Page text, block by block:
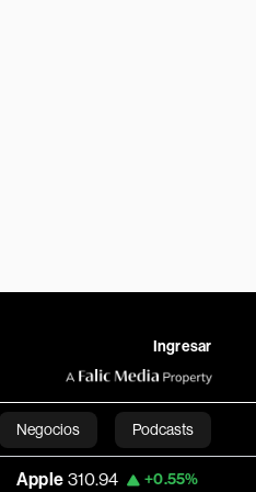
Ingresar
Negocios Podcasts
+0.55% USD COP 3,175.95